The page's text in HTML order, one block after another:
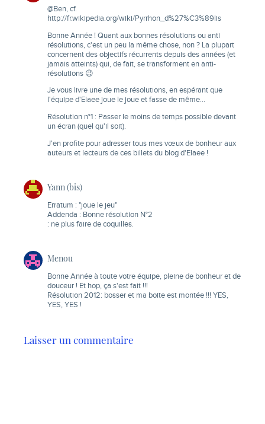
@Ben, cf.
http://fr.wikipedia.org/wiki/Pyrrhon_d%27%C3%89lis
Bonne Année ! Quant aux bonnes résolutions ou anti
résolutions, c'est un peu la même chose, non ? La plupart
concernent des objectifs récurrents depuis des années (et
jamais atteints) qui, de fait, se transforment en anti-
résolutions 😉
Je vous livre une de mes résolutions, en espérant que
l'équipe d'Elaee joue le joue et fasse de même…
Résolution n°1 : Passer le moins de temps possible devant
un écran (quel qu'il soit).
J'en profite pour adresser tous mes vœux de bonheur aux
auteurs et lecteurs de ces billets du blog d'Elaee !
Yann (bis)
Erratum : "joue le jeu"
Addenda : Bonne résolution N°2
: ne plus faire de coquilles.
Menou
Bonne Année à toute votre équipe, pleine de bonheur et de
douceur ! Et hop, ça s'est fait !!!
Résolution 2012: bosser et ma boite est montée !!! YES,
YES, YES !
Laisser un commentaire